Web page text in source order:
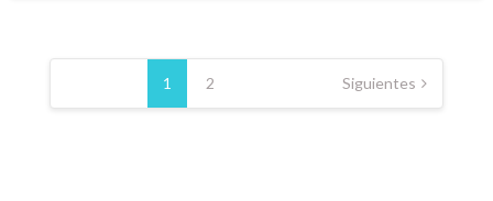
Paginación
entradas
1 2 Siguientes